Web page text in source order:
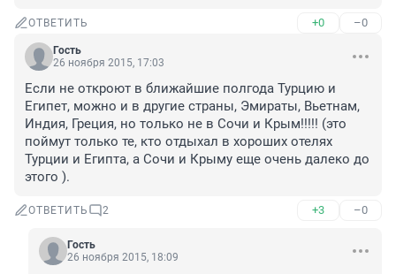
ОТВЕТИТЬ +0 –0
Гость
26 ноября 2015, 17:03
Если не откроют в ближайшие полгода Турцию и
Египет, можно и в другие страны, Эмираты, Вьетнам,
Индия, Греция, но только не в Сочи и Крым!!!!! (это
поймут только те, кто отдыхал в хороших отелях
Турции и Египта, а Сочи и Крыму еще очень далеко до
этого ).
ОТВЕТИТЬ 2 +3 –0
Гость
26 ноября 2015, 18:09